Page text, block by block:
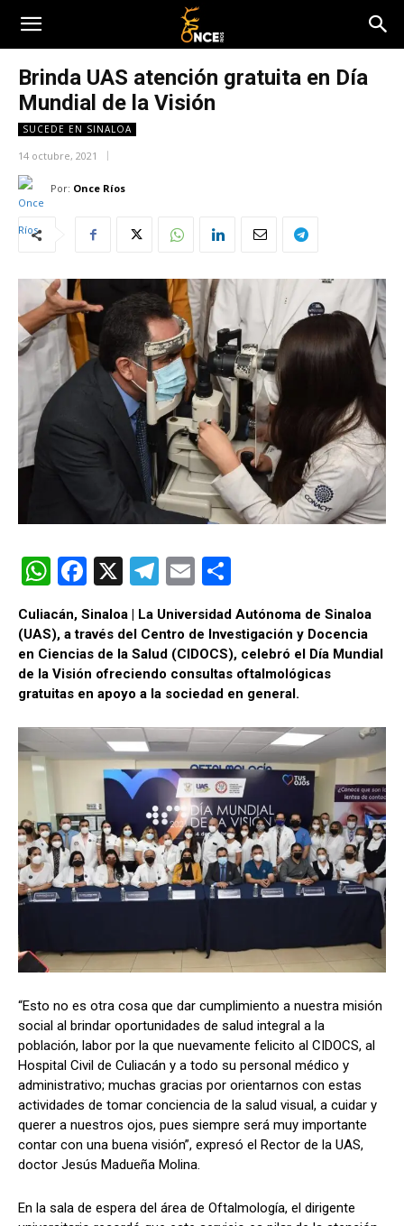
Brinda UAS atención gratuita en Día
Mundial de la Visión
SUCEDE EN SINALOA
14 octubre, 2021
Por: Once Ríos
W
h
at
s
A
p
F
a
ce
b
o
k
X
T
el
e
gr
a
E
m
ail
o
m
p
ar
Culiacán, Sinaloa | La Universidad Autónoma de Sinaloa
(UAS), a través del Centro de Investigación y Docencia
en Ciencias de la Salud (CIDOCS), celebró el Día Mundial
de la Visión ofreciendo consultas oftalmológicas
gratuitas en apoyo a la sociedad en general.
“Esto no es otra cosa que dar cumplimiento a nuestra misión
social al brindar oportunidades de salud integral a la
población, labor por la que nuevamente felicito al CIDOCS, al
Hospital Civil de Culiacán y a todo su personal médico y
administrativo; muchas gracias por orientarnos con estas
actividades de tomar conciencia de la salud visual, a cuidar y
querer a nuestros ojos, pues siempre será muy importante
contar con una buena visión”, expresó el Rector de la UAS,
doctor Jesús Madueña Molina.
En la sala de espera del área de Oftalmología, el dirigente